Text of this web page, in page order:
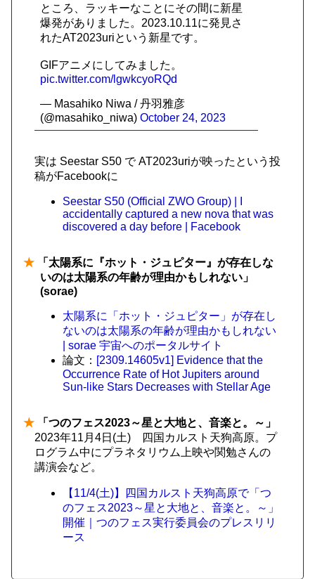
ところ、ラッキーなことにその間に新星
爆発がありました。2023.10.11に発見さ
れたAT2023uriという新星です。
GIFアニメにしてみました。
pic.twitter.com/lgwkcyoRQd
— Masahiko Niwa / 丹羽雅彦
(@masahiko_niwa) October 24, 2023
実は Seestar S50 で AT2023uriが映ったという投
稿がFacebookに
Seestar S50 (Official ZWO Group) | I
accidentally captured a new nova that was
discovered a day before | Facebook
★ 「太陽系に『ホット・ジュピター』が存在しな
いのは太陽系の年齢が理由かもしれない」
(sorae)
太陽系に「ホット・ジュピター」が存在し
ないのは太陽系の年齢が理由かもしれない
| sorae 宇宙へのポータルサイト
論文： [2309.14605v1] Evidence that the
Occurrence Rate of Hot Jupiters around
Sun-like Stars Decreases with Stellar Age
★ 「つのフェス2023～星と大地と、音楽と。～」
2023年11月4日(土) 四国カルスト天狗高原。プ
ログラム中にプラネタリウム上映や関勉さんの
講演会など。
【11/4(土)】四国カルスト天狗高原で「つ
のフェス2023～星と大地と、音楽と。～」
開催｜つのフェス実行委員会のプレスリリ
ース